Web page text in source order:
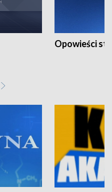
Opowieści